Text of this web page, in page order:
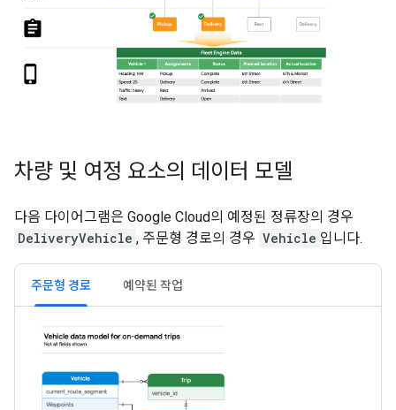
차량 및 여정 요소의 데이터 모델
다음 다이어그램은 Google Cloud의 예정된 정류장의 경우
DeliveryVehicle , 주문형 경로의 경우 Vehicle 입니다.
주문형 경로 예약된 작업